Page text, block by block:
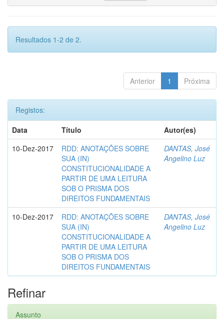
Resultados 1-2 de 2.
Anterior 1 Próxima
Registos:
Data
Título
Autor(es)
10-Dez-2017
RDD: ANOTAÇÕES SOBRE
SUA (IN)
CONSTITUCIONALIDADE A
PARTIR DE UMA LEITURA
SOB O PRISMA DOS
DIREITOS FUNDAMENTAIS
DANTAS, José
Angelino Luz
10-Dez-2017
RDD: ANOTAÇÕES SOBRE
SUA (IN)
CONSTITUCIONALIDADE A
PARTIR DE UMA LEITURA
SOB O PRISMA DOS
DIREITOS FUNDAMENTAIS
DANTAS, José
Angelino Luz
Refinar
Assunto